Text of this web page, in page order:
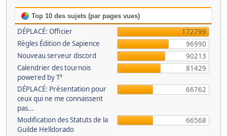
Top 10 des sujets (par pages vues)
DÉPLACÉ: Officier
172799
Règles Édition de Sapience
96990
Nouveau serveur discord
90213
Calendrier des tournois
powered by T³
81429
DÉPLACÉ: Présentation pour
ceux qui ne me connaissent
pas...
66762
Modification des Statuts de la
Guilde Helldorado
66568